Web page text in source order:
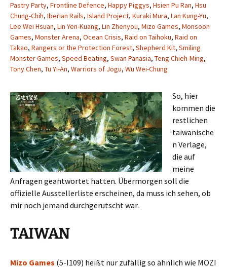
Pastry Party, Frontline Defence, Happy Piggys, Hsien Pu Ran, Hsu
Chung-Chih, Iberian Rails, Island Project, Kuraki Mura, Lan Kung-Yu,
Lee Wei Hsuan, Lin Yen-Kuang, Lin Zhenyou, Mizo Games, Monsoon
Games, Monster Arena, Ocean Crisis, Raid on Taihoku, Raid on
Takao, Rangers or the Protection Forest, Shepherd Kit, Smiling
Monster Games, Speed Beating, Swan Panasia, Teng Chieh-Ming,
Tony Chen, Tu Yi-An, Warriors of Jogu, Wu Wei-Chung
So, hier
kommen die
restlichen
taiwanische
n Verlage,
die auf
meine
Anfragen geantwortet hatten. Übermorgen soll die
offizielle Ausstellerliste erscheinen, da muss ich sehen, ob
mir noch jemand durchgerutscht war.
TAIWAN
Mizo Games (5-I109) heißt nur zufällig so ähnlich wie MOZI